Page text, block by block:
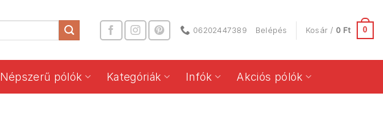
06202447389 Belépés Kosár / 0 Ft 0
Népszerű pólók Kategóriák Infók Akciós pólók